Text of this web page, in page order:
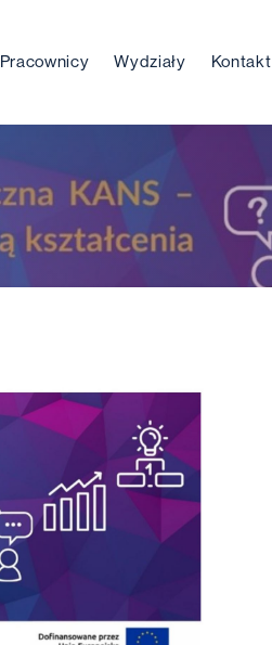
Pracownicy Wydziały Kontakt